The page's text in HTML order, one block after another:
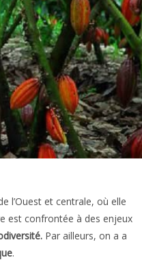
l’Ouest et centrale, où elle
est confrontée à des enjeux
Par ailleurs, on a a
.